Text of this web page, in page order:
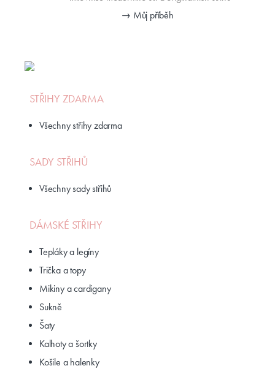
→ Můj příběh
STŘIHY ZDARMA
Všechny střihy zdarma
SADY STŘIHŮ
Všechny sady střihů
DÁMSKÉ STŘIHY
Tepláky a legíny
Trička a topy
Mikiny a cardigany
Sukně
Šaty
Kalhoty a šortky
Košile a halenky